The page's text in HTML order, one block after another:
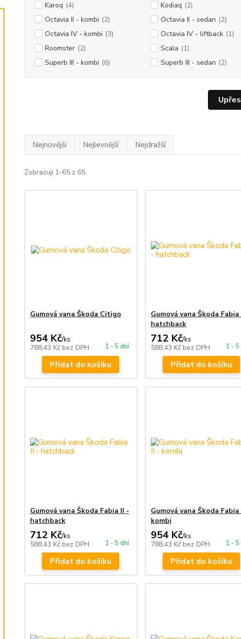
Karoq (4) Kodiaq (2)
Octavia II - kombi (2) Octavia II - sedan (2)
Octavia IV - kombi (3) Octavia IV - liftback (1)
Roomster (2) Scala (1)
Superb III - kombi (6) Superb III - sedan (2)
Nejnovější Nejlevnější Nejdražší
Zobrazuji 1-65 z 65
Gumová vana Škoda Citigo
954 Kč/ks
788,43 Kč bez DPH 1 - 5 dní
Přidat do košíku
Gumová vana Škoda Fabia
hatchback
712 Kč/ks
588,43 Kč bez DPH 1 - 5
Přidat do košíku
Gumová vana Škoda Fabia II -
hatchback
712 Kč/ks
588,43 Kč bez DPH 1 - 5 dní
Přidat do košíku
Gumová vana Škoda Fabia
kombi
954 Kč/ks
788,43 Kč bez DPH 1 - 5
Přidat do košíku